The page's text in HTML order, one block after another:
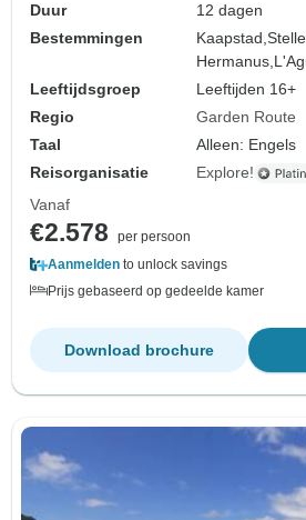
Duur
12 dagen
Bestemmingen
Kaapstad,
Hermanus,
Leeftijdsgroep
Leeftijden 16+
Regio
Garden Route
Taal
Alleen: Engels
Reisorganisatie
Explore!
Vanaf
€2.578
per persoon
Aanmelden to unlock savings
Prijs gebaseerd op gedeelde kamer
Download brochure